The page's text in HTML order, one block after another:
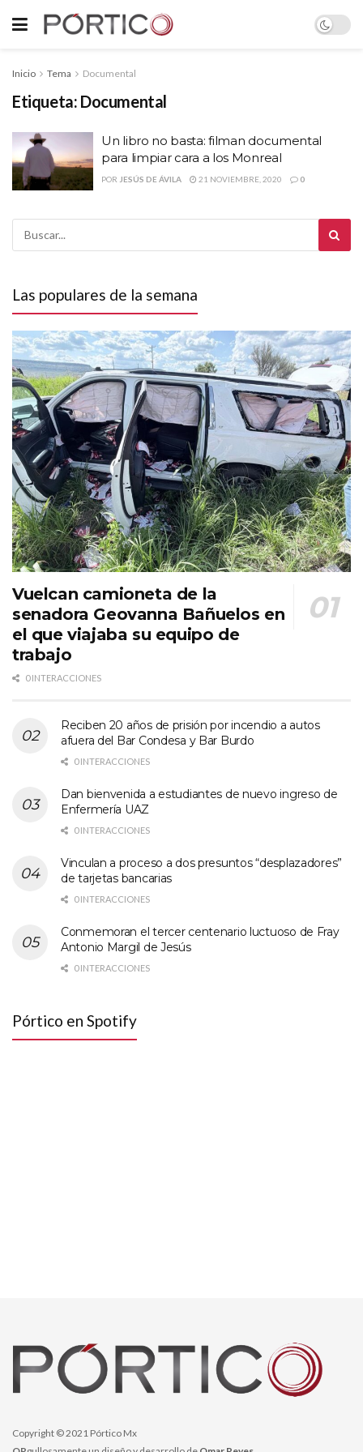
Inicio Tema Documental
Etiqueta: Documental
Un libro no basta: filman documental
para limpiar cara a los Monreal
POR JESÚS DE ÁVILA 21 NOVIEMBRE, 2020 0
Las populares de la semana
Vuelcan camioneta de la
senadora Geovanna Bañuelos en
el que viajaba su equipo de
trabajo
0 INTERACCIONES
Reciben 20 años de prisión por incendio a autos
afuera del Bar Condesa y Bar Burdo
0 INTERACCIONES
Dan bienvenida a estudiantes de nuevo ingreso de
Enfermería UAZ
0 INTERACCIONES
Vinculan a proceso a dos presuntos “desplazadores”
de tarjetas bancarias
0 INTERACCIONES
Conmemoran el tercer centenario luctuoso de Fray
Antonio Margil de Jesús
0 INTERACCIONES
Pórtico en Spotify
Copyright © 2021 Pórtico Mx